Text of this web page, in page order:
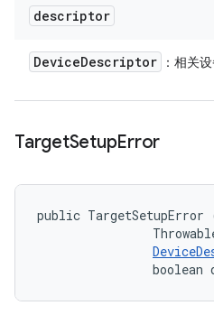
descriptor
DeviceDescriptor ：相关
TargetSetupError
public TargetSetupError
boolean